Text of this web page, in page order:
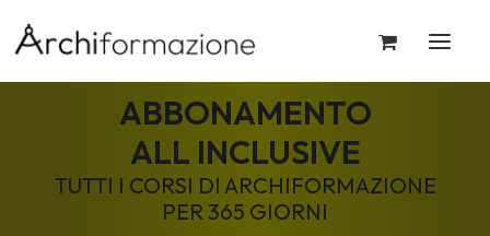
ABBONAMENTO
ALL INCLUSIVE
TUTTI I CORSI DI ARCHIFORMAZIONE
PER 365 GIORNI